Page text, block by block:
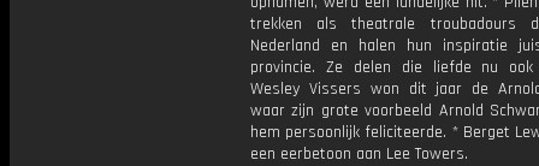
trekken als theatrale troubadours
Nederland en halen hun inspiratie
provincie. Ze delen die liefde nu
Wesley Vissers won dit jaar de
waar zijn grote voorbeeld Arnold
hem persoonlijk feliciteerde. * Berget
een eerbetoon aan Lee Towers.